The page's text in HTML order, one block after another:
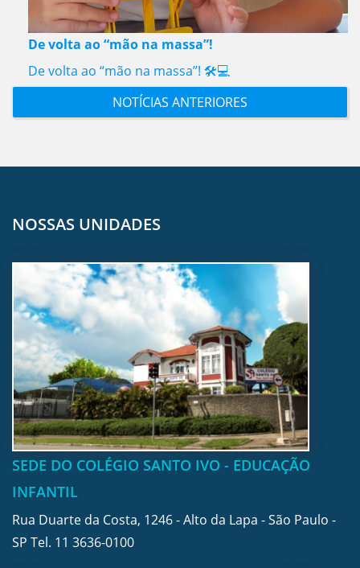
De volta ao “mão na massa”!
De volta ao “mão na massa”! 🛠️💻
NOTÍCIAS ANTERIORES
NOSSAS UNIDADES
SEDE DO COLÉGIO SANTO IVO - EDUCAÇÃO
INFANTIL
Rua Duarte da Costa, 1246 - Alto da Lapa - São Paulo -
SP Tel. 11 3636-0100